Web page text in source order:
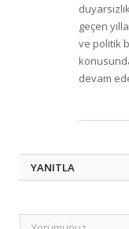
geçen
ve politik
devam
YANITLA